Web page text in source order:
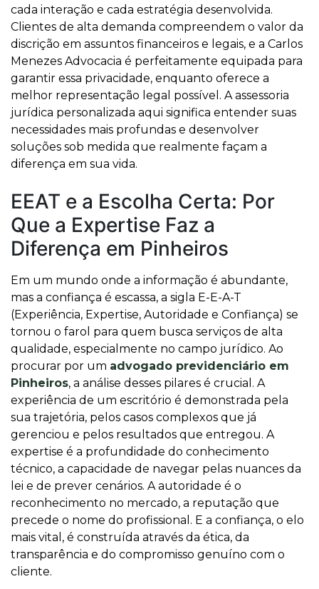
cada interação e cada estratégia desenvolvida.
Clientes de alta demanda compreendem o valor da
discrição em assuntos financeiros e legais, e a Carlos
Menezes Advocacia é perfeitamente equipada para
garantir essa privacidade, enquanto oferece a
melhor representação legal possível. A assessoria
jurídica personalizada aqui significa entender suas
necessidades mais profundas e desenvolver
soluções sob medida que realmente façam a
diferença em sua vida.
EEAT e a Escolha Certa: Por
Que a Expertise Faz a
Diferença em Pinheiros
Em um mundo onde a informação é abundante,
mas a confiança é escassa, a sigla E-E-A-T
(Experiência, Expertise, Autoridade e Confiança) se
tornou o farol para quem busca serviços de alta
qualidade, especialmente no campo jurídico. Ao
procurar por um advogado previdenciário em
Pinheiros, a análise desses pilares é crucial. A
experiência de um escritório é demonstrada pela
sua trajetória, pelos casos complexos que já
gerenciou e pelos resultados que entregou. A
expertise é a profundidade do conhecimento
técnico, a capacidade de navegar pelas nuances da
lei e de prever cenários. A autoridade é o
reconhecimento no mercado, a reputação que
precede o nome do profissional. E a confiança, o elo
mais vital, é construída através da ética, da
transparência e do compromisso genuíno com o
cliente.